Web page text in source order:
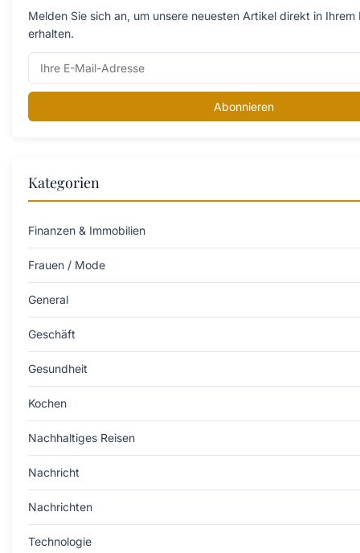
Melden Sie sich an, um unsere neuesten Artikel direkt in Ihrem
erhalten.
Abonnieren
Kategorien
Finanzen & Immobilien
Frauen / Mode
General
Geschäft
Gesundheit
Kochen
Nachhaltiges Reisen
Nachricht
Nachrichten
Technologie